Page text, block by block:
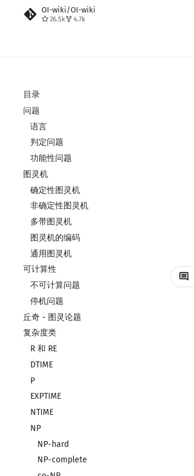
OI-wiki/OI-wiki
26.5k 4.7k
目录
问题
语言
判定问题
功能性问题
图灵机
确定性图灵机
非确定性图灵机
多带图灵机
图灵机的编码
通用图灵机
可计算性
不可计算问题
停机问题
丘奇 - 图灵论题
复杂度类
R 和 RE
DTIME
P
EXPTIME
NTIME
NP
NP-hard
NP-complete